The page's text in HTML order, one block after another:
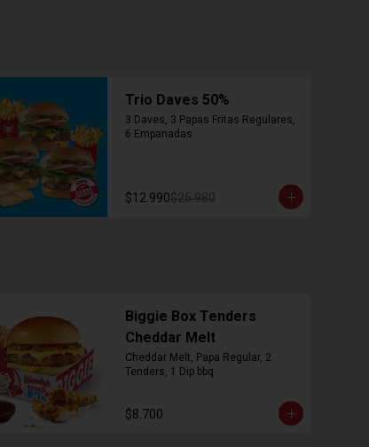
Trio Daves 50%
3 Daves, 3 Papas Fritas Regulares,
6 Empanadas
$12.990$25.980
Biggie Box Tenders
Cheddar Melt
Cheddar Melt, Papa Regular, 2
Tenders, 1 Dip bbq
$8.700